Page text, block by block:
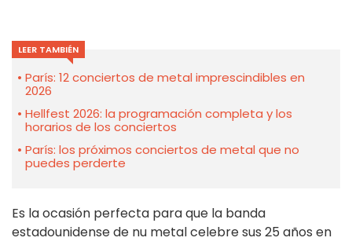
LEER TAMBIÉN
París: 12 conciertos de metal imprescindibles en
2026
Hellfest 2026: la programación completa y los
horarios de los conciertos
París: los próximos conciertos de metal que no
puedes perderte
Es la ocasión perfecta para que la banda
estadounidense de nu metal celebre sus 25 años en